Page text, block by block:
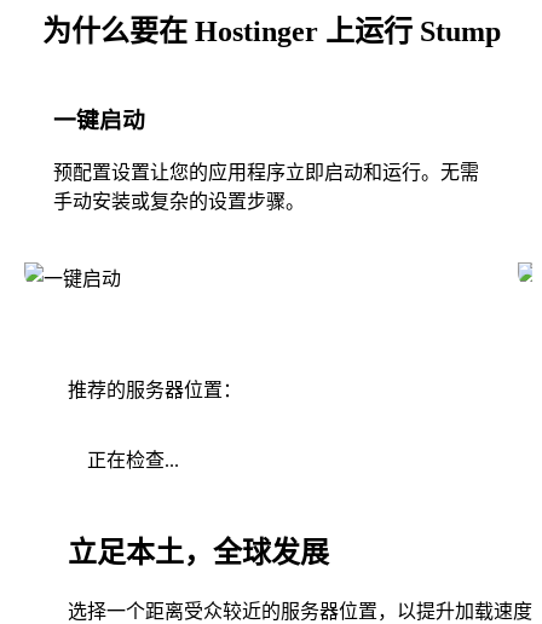
为什么要在 Hostinger 上运行 Stump
一键启动
预配置设置让您的应用程序立即启动和运行。无需
手动安装或复杂的设置步骤。
推荐的服务器位置：
正在检查...
立足本土，全球发展
选择一个距离受众较近的服务器位置，以提升加载速度